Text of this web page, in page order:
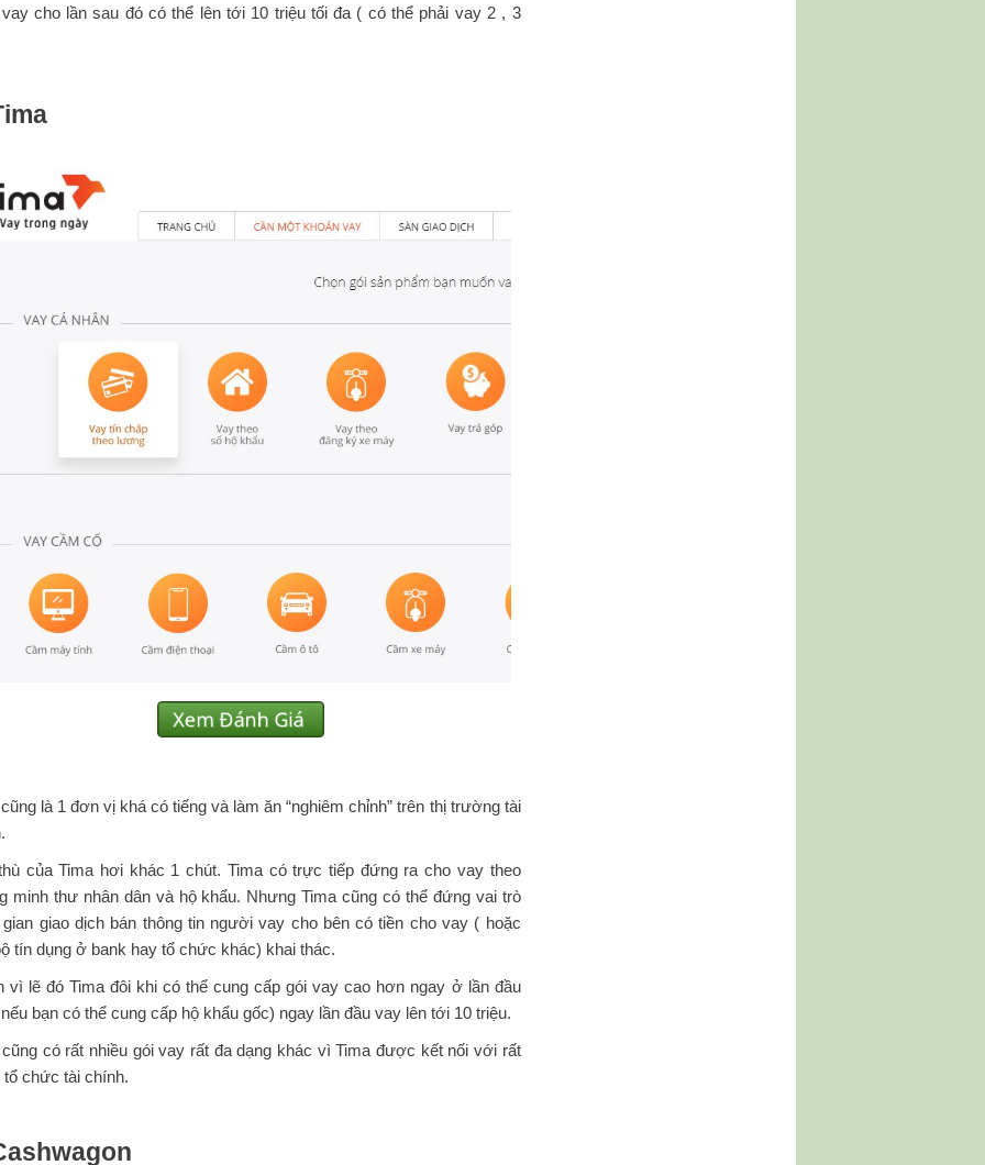
cho lần sau đó có thể lên tới 10 triệu tối đa ( có thể phải vay 2 , 3
là 1 đơn vị khá có tiếng và làm ăn “nghiêm chỉnh” trên thị trường tài
của Tima hơi khác 1 chút. Tima có trực tiếp đứng ra cho vay theo
minh thư nhân dân và hộ khẩu. Nhưng Tima cũng có thể đứng vai trò
gian giao dịch bán thông tin người vay cho bên có tiền cho vay ( hoặc
tín dụng ở bank hay tổ chức khác) khai thác.
vì lẽ đó Tima đôi khi có thể cung cấp gói vay cao hơn ngay ở lần đầu
bạn có thể cung cấp hộ khẩu gốc) ngay lần đầu vay lên tới 10 triệu.
có rất nhiều gói vay rất đa dạng khác vì Tima được kết nối với rất
tổ chức tài chính.